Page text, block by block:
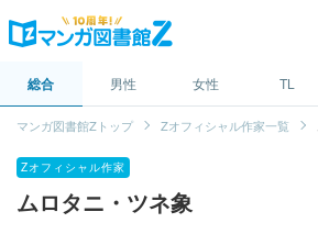
総合 男性 女性 TL
マンガ図書館Zトップ Zオフィシャル作家一覧
Zオフィシャル作家
ムロタニ・ツネ象